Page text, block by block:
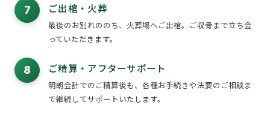
7 ご出棺・火葬
最後のお別れののち、火葬場へご出棺。ご収骨まで立ち会
っていただきます。
8 ご精算・アフターサポート
明朗会計でのご精算後も、各種お手続きや法要のご相談ま
で継続してサポートいたします。